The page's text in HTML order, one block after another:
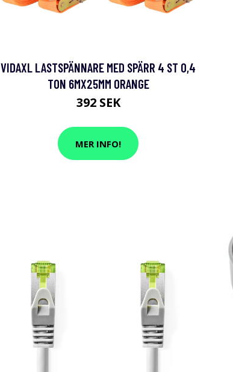
VIDAXL LASTSPÄNNARE MED SPÄRR 4 ST 0,4
TON 6MX25MM ORANGE
392 SEK
MER INFO!